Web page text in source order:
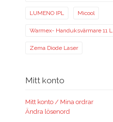
LUMENO IPL Micool
Warmex- Handuksvärmare 11 L
Zema Diode Laser
Mitt konto
Mitt konto / Mina ordrar
Ändra lösenord